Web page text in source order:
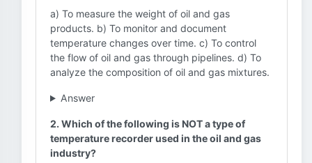
a) To measure the weight of oil and gas
products. b) To monitor and document
temperature changes over time. c) To control
the flow of oil and gas through pipelines. d) To
analyze the composition of oil and gas mixtures.
Answer
2. Which of the following is NOT a type of
temperature recorder used in the oil and gas
industry?